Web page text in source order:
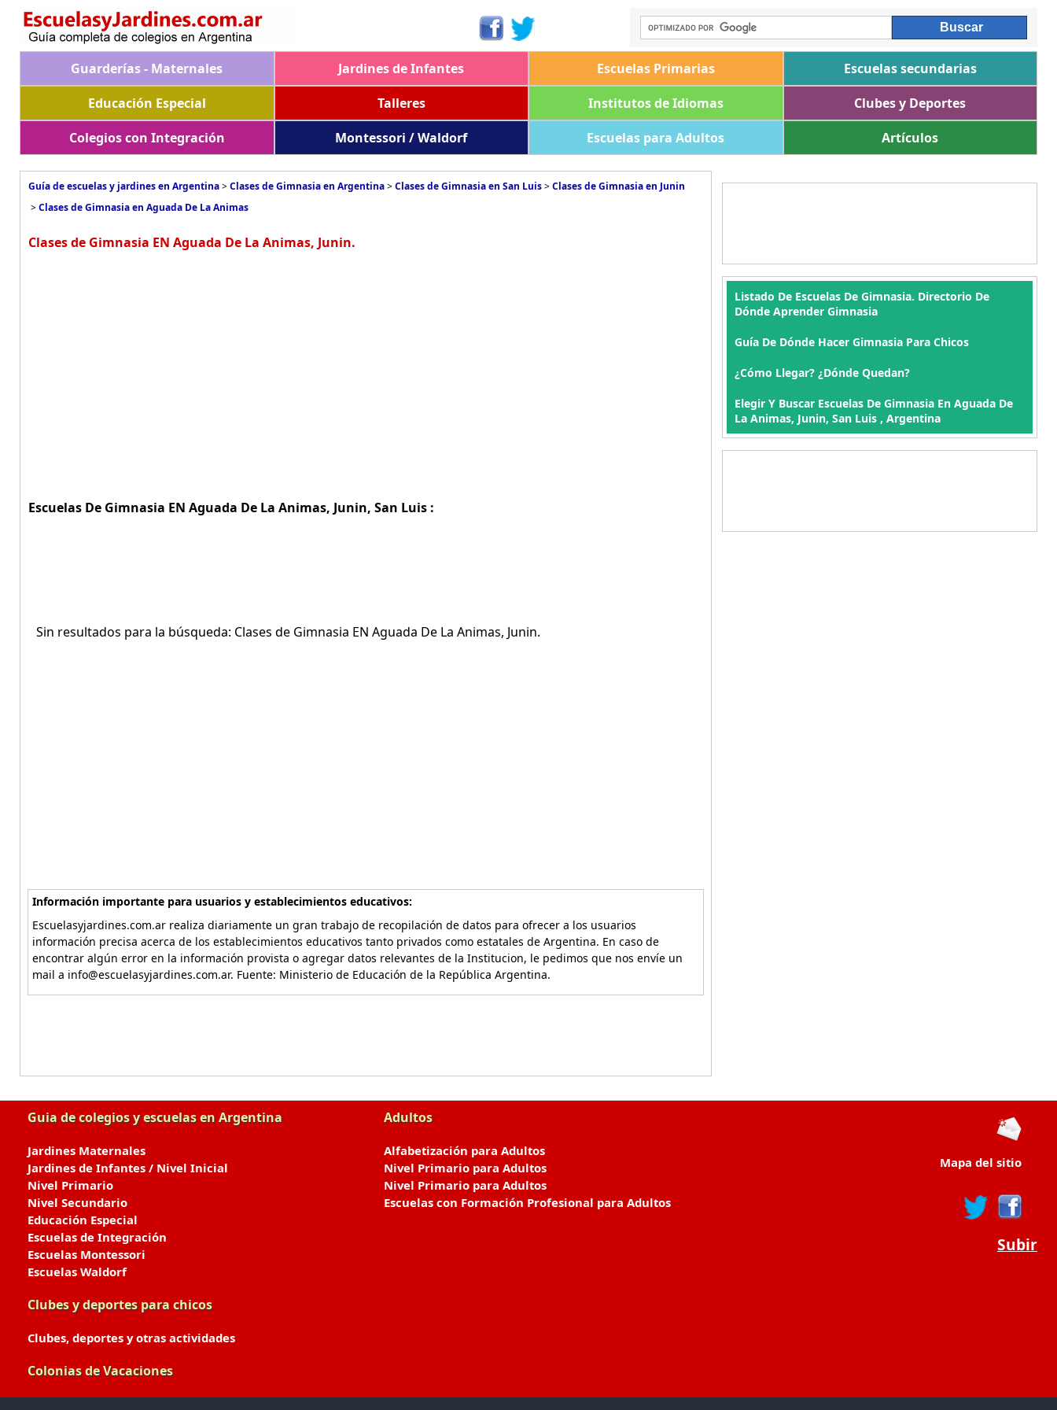
Guarderías - Maternales Jardines de Infantes Escuelas Primarias
Escuelas secundarias
Educación Especial
Talleres Institutos de Idiomas
Clubes y Deportes
Colegios con Integración
Montessori / Waldorf Escuelas para Adultos Artículos
Guía de escuelas y jardines en Argentina>Clases de Gimnasia en Argentina>Clases de Gimnasia en San Luis>Clases de Gimnasia en Junin
>Clases de Gimnasia en Aguada De La Animas
Clases de Gimnasia EN Aguada De La Animas, Junin.
Escuelas De Gimnasia EN Aguada De La Animas, Junin, San Luis :
Sin resultados para la búsqueda: Clases de Gimnasia EN Aguada De La Animas, Junin.
Información importante para usuarios y establecimientos educativos:
Escuelasyjardines.com.ar realiza diariamente un gran trabajo de recopilación de datos para ofrecer a los usuarios
información precisa acerca de los establecimientos educativos tanto privados como estatales de Argentina. En caso de
encontrar algún error en la información provista o agregar datos relevantes de la Institucion, le pedimos que nos envíe un
mail a info@escuelasyjardines.com.ar. Fuente: Ministerio de Educación de la República Argentina.
Listado De Escuelas De Gimnasia. Directorio De
Dónde Aprender Gimnasia
Guía De Dónde Hacer Gimnasia Para Chicos
¿Cómo Llegar? ¿Dónde Quedan?
Elegir Y Buscar Escuelas De Gimnasia En Aguada De
La Animas, Junin, San Luis , Argentina
Guia de colegios y escuelas en Argentina
Jardines Maternales
Jardines de Infantes / Nivel Inicial
Nivel Primario
Nivel Secundario
Educación Especial
Escuelas de Integración
Escuelas Montessori
Escuelas Waldorf
Clubes y deportes para chicos
Clubes, deportes y otras actividades
Colonias de Vacaciones
Adultos
Alfabetización para Adultos
Nivel Primario para Adultos
Nivel Primario para Adultos
Escuelas con Formación Profesional para Adultos
Mapa del sitio
Subir